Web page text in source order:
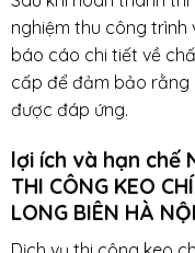
nghiệm thu công trình
báo cáo chi tiết về
cấp để đảm bảo rằng
được đáp ứng.
lợi ích và hạn chế
THI CÔNG KEO
LONG BIÊN HÀ NỘI